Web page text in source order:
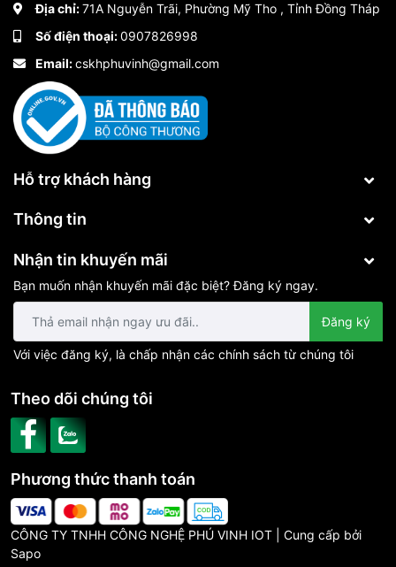
Địa chỉ:71A Nguyễn Trãi, Phường Mỹ Tho , Tỉnh Đồng Tháp
Số điện thoại:0907826998
Email:cskhphuvinh@gmail.com
Hỗ trợ khách hàng
Thông tin
Nhận tin khuyến mãi
Bạn muốn nhận khuyến mãi đặc biệt? Đăng ký ngay.
Đăng ký
Với việc đăng ký, là chấp nhận các chính sách từ chúng tôi
CÔNG TY TNHH CÔNG NGHỆ PHÚ VINH IOT | Cung cấp bởi
Sapo
Phương thức thanh toán
Theo dõi chúng tôi